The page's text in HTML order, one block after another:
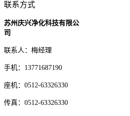
联系方式
苏州庆兴净化科技有限公
司
联系人：梅经理
手机：13771687190
座机：0512-63326330
传真：0512-63326330